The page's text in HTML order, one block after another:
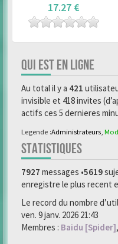
17.27 €
QUI EST EN LIGNE
Au total il y a 421
invisible et 418 invites
actifs ces 5 dernieres
Legende :Administrateurs
STATISTIQUES
7927 messages •5619
enregistre le plus recent
Le record du nombre
ven. 9 janv. 2026 21:43
Membres : Baidu [Spider],